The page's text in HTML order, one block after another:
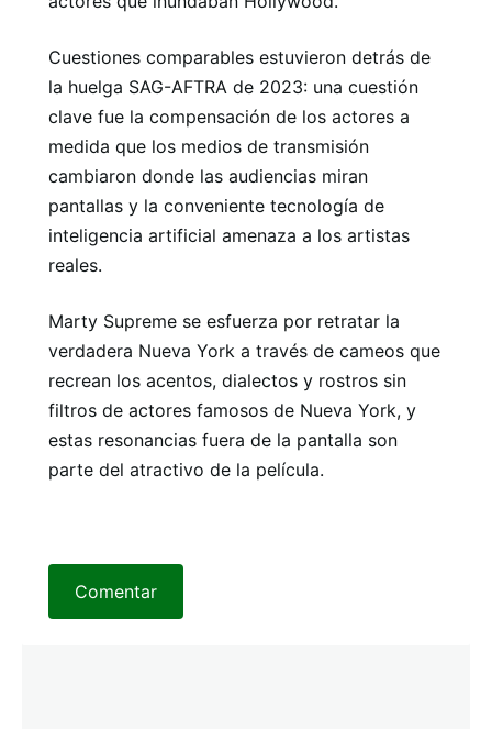
Cuestiones comparables estuvieron detrás de
la huelga SAG-AFTRA de 2023: una cuestión
clave fue la compensación de los actores a
medida que los medios de transmisión
cambiaron donde las audiencias miran
pantallas y la conveniente tecnología de
inteligencia artificial amenaza a los artistas
reales.
Marty Supreme se esfuerza por retratar la
verdadera Nueva York a través de cameos que
recrean los acentos, dialectos y rostros sin
filtros de actores famosos de Nueva York, y
estas resonancias fuera de la pantalla son
parte del atractivo de la película.
Comentar